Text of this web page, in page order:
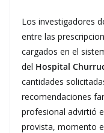
Los investigadores
entre las
cargados en el
del Hospital
cantidades
recomendaciones
profesional advirtió
provista, momento